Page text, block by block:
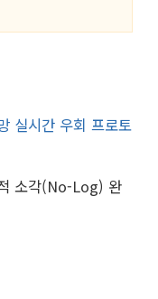
실시간 우회 프로토
소각(No-Log) 완